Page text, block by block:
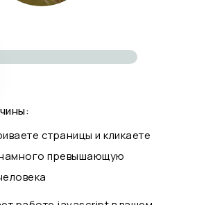
страницы и кликаете
превышающую